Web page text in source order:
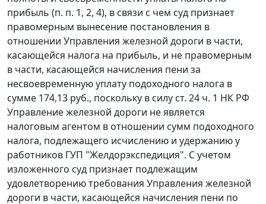
прибыль (п. п. 1, 2, 4), в связи с чем суд признает
правомерным вынесение постановления в
отношении Управления железной дороги в части,
касающейся налога на прибыль, и не правомерным
в части, касающейся начисления пени за
несвоевременную уплату подоходного налога в
сумме 174,13 руб., поскольку в силу ст. 24 ч. 1 НК РФ
Управление железной дороги не является
налоговым агентом в отношении сумм подоходного
налога, подлежащего исчислению и удержанию у
работников ГУП "Желдорэкспедиция". С учетом
изложенного суд признает подлежащим
удовлетворению требования Управления железной
дороги в части, касающейся начисления пени по